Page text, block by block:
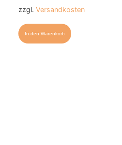
zzgl. Versandkosten
In den Warenkorb